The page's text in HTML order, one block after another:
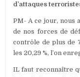
d’attaques
PM- A ce jour, nous
de nos forces de
contrôle de plus de
les 20,29 %, l’on
IL faut reconnaître